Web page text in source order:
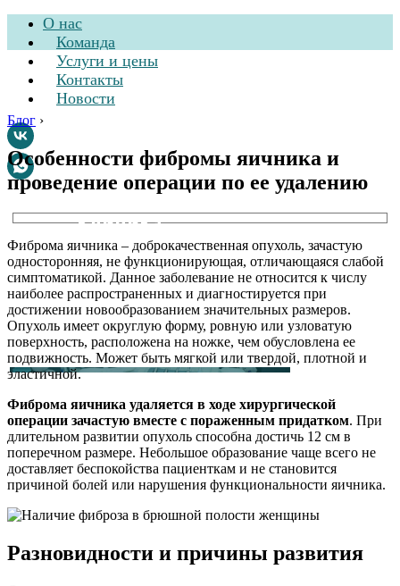
О нас
Команда
Услуги и цены
Контакты
Новости
Стоматологическая
клиника
Блог ›
Особенности фибромы яичника и
проведение операции по ее удалению
Фиброма яичника – доброкачественная опухоль, зачастую
односторонняя, не функционирующая, отличающаяся слабой
симптоматикой. Данное заболевание не относится к числу
наиболее распространенных и диагностируется при
достижении новообразованием значительных размеров.
Опухоль имеет округлую форму, ровную или узловатую
поверхность, расположена на ножке, чем обусловлена ее
подвижность. Может быть мягкой или твердой, плотной и
эластичной.
Фиброма яичника удаляется в ходе хирургической
операции зачастую вместе с пораженным придатком. При
длительном развитии опухоль способна достичь 12 см в
поперечном размере. Небольшое образование чаще всего не
доставляет беспокойства пациенткам и не становится
причиной болей или нарушения функциональности яичника.
Разновидности и причины развития